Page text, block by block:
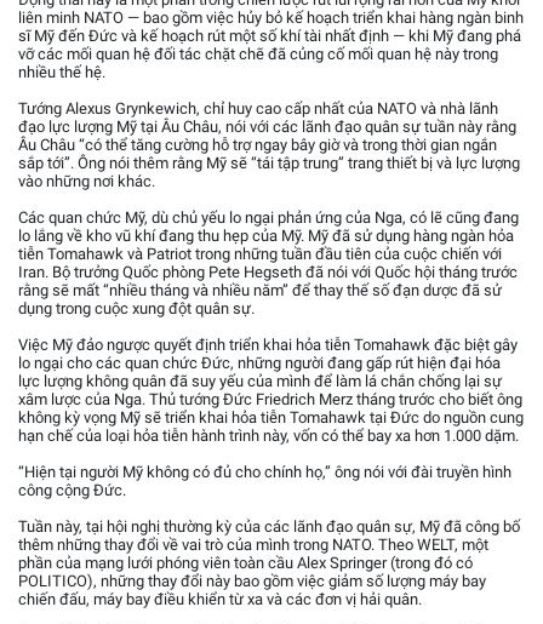
liên minh NATO — bao gồm việc hủy bỏ kế hoạch triển khai hàng ngàn binh
sĩ Mỹ đến Đức và kế hoạch rút một số khí tài nhất định — khi Mỹ đang phá
vỡ các mối quan hệ đối tác chặt chẽ đã củng cố mối quan hệ này trong
nhiều thế hệ.
Tướng Alexus Grynkewich, chỉ huy cao cấp nhất của NATO và nhà lãnh
đạo lực lượng Mỹ tại Âu Châu, nói với các lãnh đạo quân sự tuần này rằng
Âu Châu “có thể tăng cường hỗ trợ ngay bây giờ và trong thời gian ngắn
sắp tới”. Ông nói thêm rằng Mỹ sẽ “tái tập trung” trang thiết bị và lực lượng
vào những nơi khác.
Các quan chức Mỹ, dù chủ yếu lo ngại phản ứng của Nga, có lẽ cũng đang
lo lắng về kho vũ khí đang thu hẹp của Mỹ. Mỹ đã sử dụng hàng ngàn hỏa
tiễn Tomahawk và Patriot trong những tuần đầu tiên của cuộc chiến với
Iran. Bộ trưởng Quốc phòng Pete Hegseth đã nói với Quốc hội tháng trước
rằng sẽ mất “nhiều tháng và nhiều năm” để thay thế số đạn dược đã sử
dụng trong cuộc xung đột quân sự.
Việc Mỹ đảo ngược quyết định triển khai hỏa tiễn Tomahawk đặc biệt gây
lo ngại cho các quan chức Đức, những người đang gấp rút hiện đại hóa
lực lượng không quân đã suy yếu của mình để làm lá chắn chống lại sự
xâm lược của Nga. Thủ tướng Đức Friedrich Merz tháng trước cho biết ông
không kỳ vọng Mỹ sẽ triển khai hỏa tiễn Tomahawk tại Đức do nguồn cung
hạn chế của loại hỏa tiễn hành trình này, vốn có thể bay xa hơn 1.000 dặm.
“Hiện tại người Mỹ không có đủ cho chính họ,” ông nói với đài truyền hình
công cộng Đức.
Tuần này, tại hội nghị thường kỳ của các lãnh đạo quân sự, Mỹ đã công bố
thêm những thay đổi về vai trò của mình trong NATO. Theo WELT, một
phần của mạng lưới phóng viên toàn cầu Alex Springer (trong đó có
POLITICO), những thay đổi này bao gồm việc giảm số lượng máy bay
chiến đấu, máy bay điều khiển từ xa và các đơn vị hải quân.